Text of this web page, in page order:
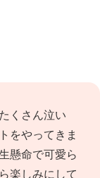
くさん泣い
をやってきま
懸命で可愛ら
楽しみにして